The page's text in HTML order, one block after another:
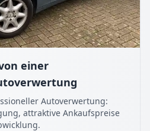
einer
Autoverwertung:
attraktive Ankaufspreise